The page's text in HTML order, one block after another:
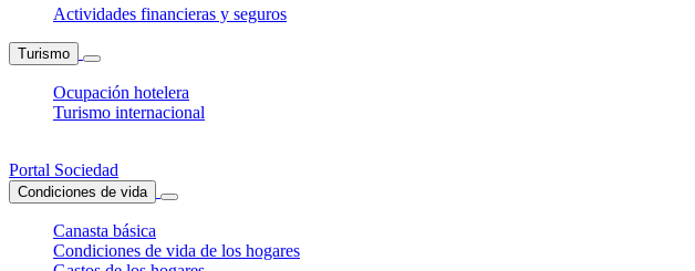
Actividades financieras y seguros
Turismo
Ocupación hotelera
Turismo internacional
Portal Sociedad
Condiciones de vida
Canasta básica
Condiciones de vida de los hogares